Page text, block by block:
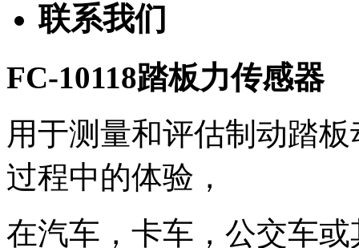
联系我们
FC-10118踏板力传感器
用于测量和评估制动踏
过程中的体验，
在汽车，卡车，公交车